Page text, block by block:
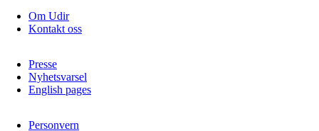
Om Udir
Kontakt oss
Presse
Nyhetsvarsel
English pages
Personvern